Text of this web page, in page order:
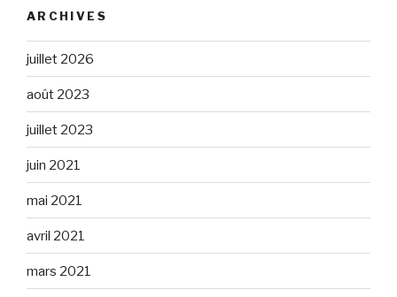
ARCHIVES
juillet 2026
août 2023
juillet 2023
juin 2021
mai 2021
avril 2021
mars 2021